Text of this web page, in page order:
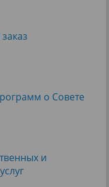
о Cовете
и